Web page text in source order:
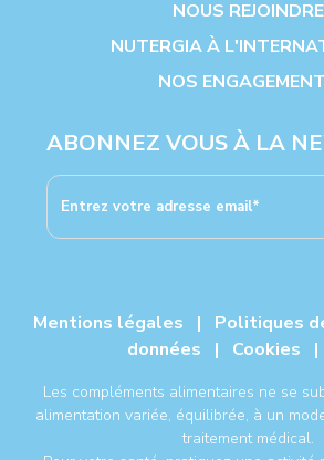
NOUS REJOINDRE
NUTERGIA À
NOS
ABONNEZ VOUS À LA
Mentions légales |
Politiques
données
| Cookies |
Les compléments alimentaires ne se
alimentation variée, équilibrée, à un
traitement médical.